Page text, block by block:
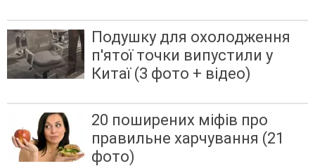
Подушку для охолодження
п'ятої точки випустили у
Китаї (3 фото + відео)
20 поширених міфів про
правильне харчування (21
фото)